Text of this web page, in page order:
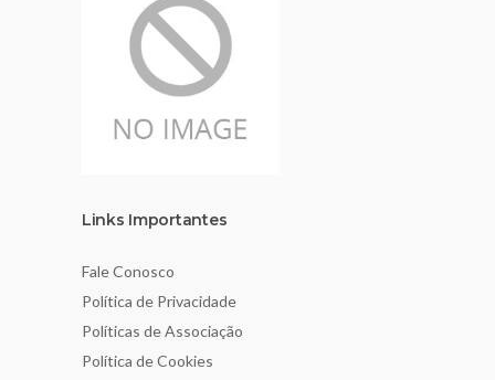
Links Importantes
Fale Conosco
Política de Privacidade
Políticas de Associação
Política de Cookies